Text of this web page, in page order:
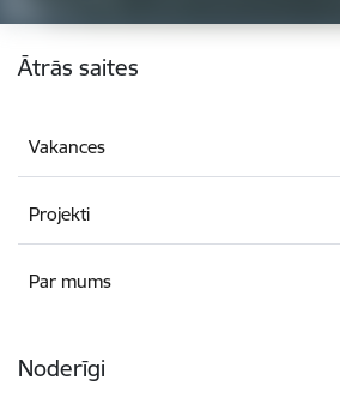
Kājene
Ātrās saites
Vakances
Projekti
Par mums
Noderīgi